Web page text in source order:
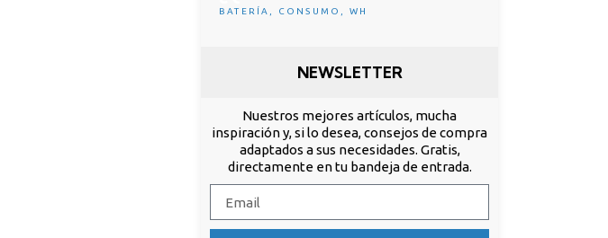
BATERÍA CONSUMO WH
NEWSLETTER
Nuestros mejores artículos, mucha
inspiración y, si lo desea, consejos de compra
adaptados a sus necesidades. Gratis,
directamente en tu bandeja de entrada.